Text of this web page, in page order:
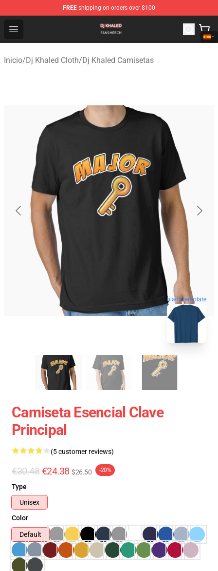
FREE shipping on orders over $100
Open menu
Dj Khaled Shop - Official Dj Khaled Merchandise Store
Inicio/Dj Khaled Cloth/Dj Khaled Camisetas
blank template
Camiseta Esencial Clave
Principal
(5 customer reviews)
€30.48 €24.38 $26.50 -20%
Type
Unisex
Color
Default